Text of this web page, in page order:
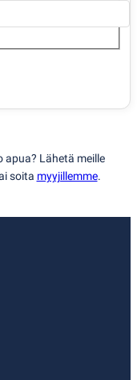
Lähetä meille
soita myyjillemme.